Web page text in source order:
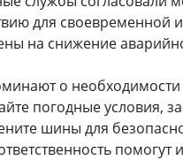
для своевременной
на снижение
о
погодные условия,
шины для
помогут